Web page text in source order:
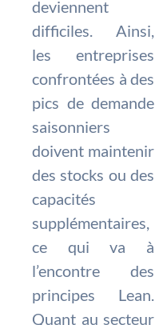
deviennent
difficiles. Ainsi,
les entreprises
confrontées à des
pics de demande
saisonniers
doivent maintenir
des stocks ou des
capacités
supplémentaires,
ce qui va à
l’encontre des
principes Lean.
Quant au secteur